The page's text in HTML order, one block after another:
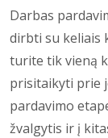
Darbas
dirbti su keliais
turite tik vieną
prisitaikyti prie
pardavimo
žvalgytis ir į